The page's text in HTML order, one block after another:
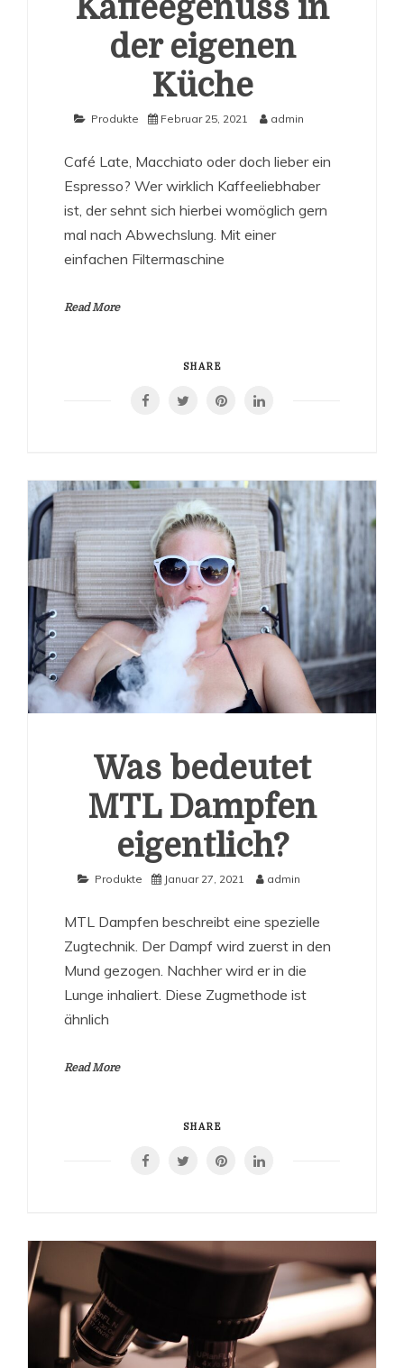
Kaffeegenuss in
der eigenen
Küche
Produkte Februar 25, 2021 admin
Café Late, Macchiato oder doch lieber ein
Espresso? Wer wirklich Kaffeeliebhaber
ist, der sehnt sich hierbei womöglich gern
mal nach Abwechslung. Mit einer
einfachen Filtermaschine
Read More
SHARE
Was bedeutet
MTL Dampfen
eigentlich?
Produkte Januar 27, 2021 admin
MTL Dampfen beschreibt eine spezielle
Zugtechnik. Der Dampf wird zuerst in den
Mund gezogen. Nachher wird er in die
Lunge inhaliert. Diese Zugmethode ist
ähnlich
Read More
SHARE